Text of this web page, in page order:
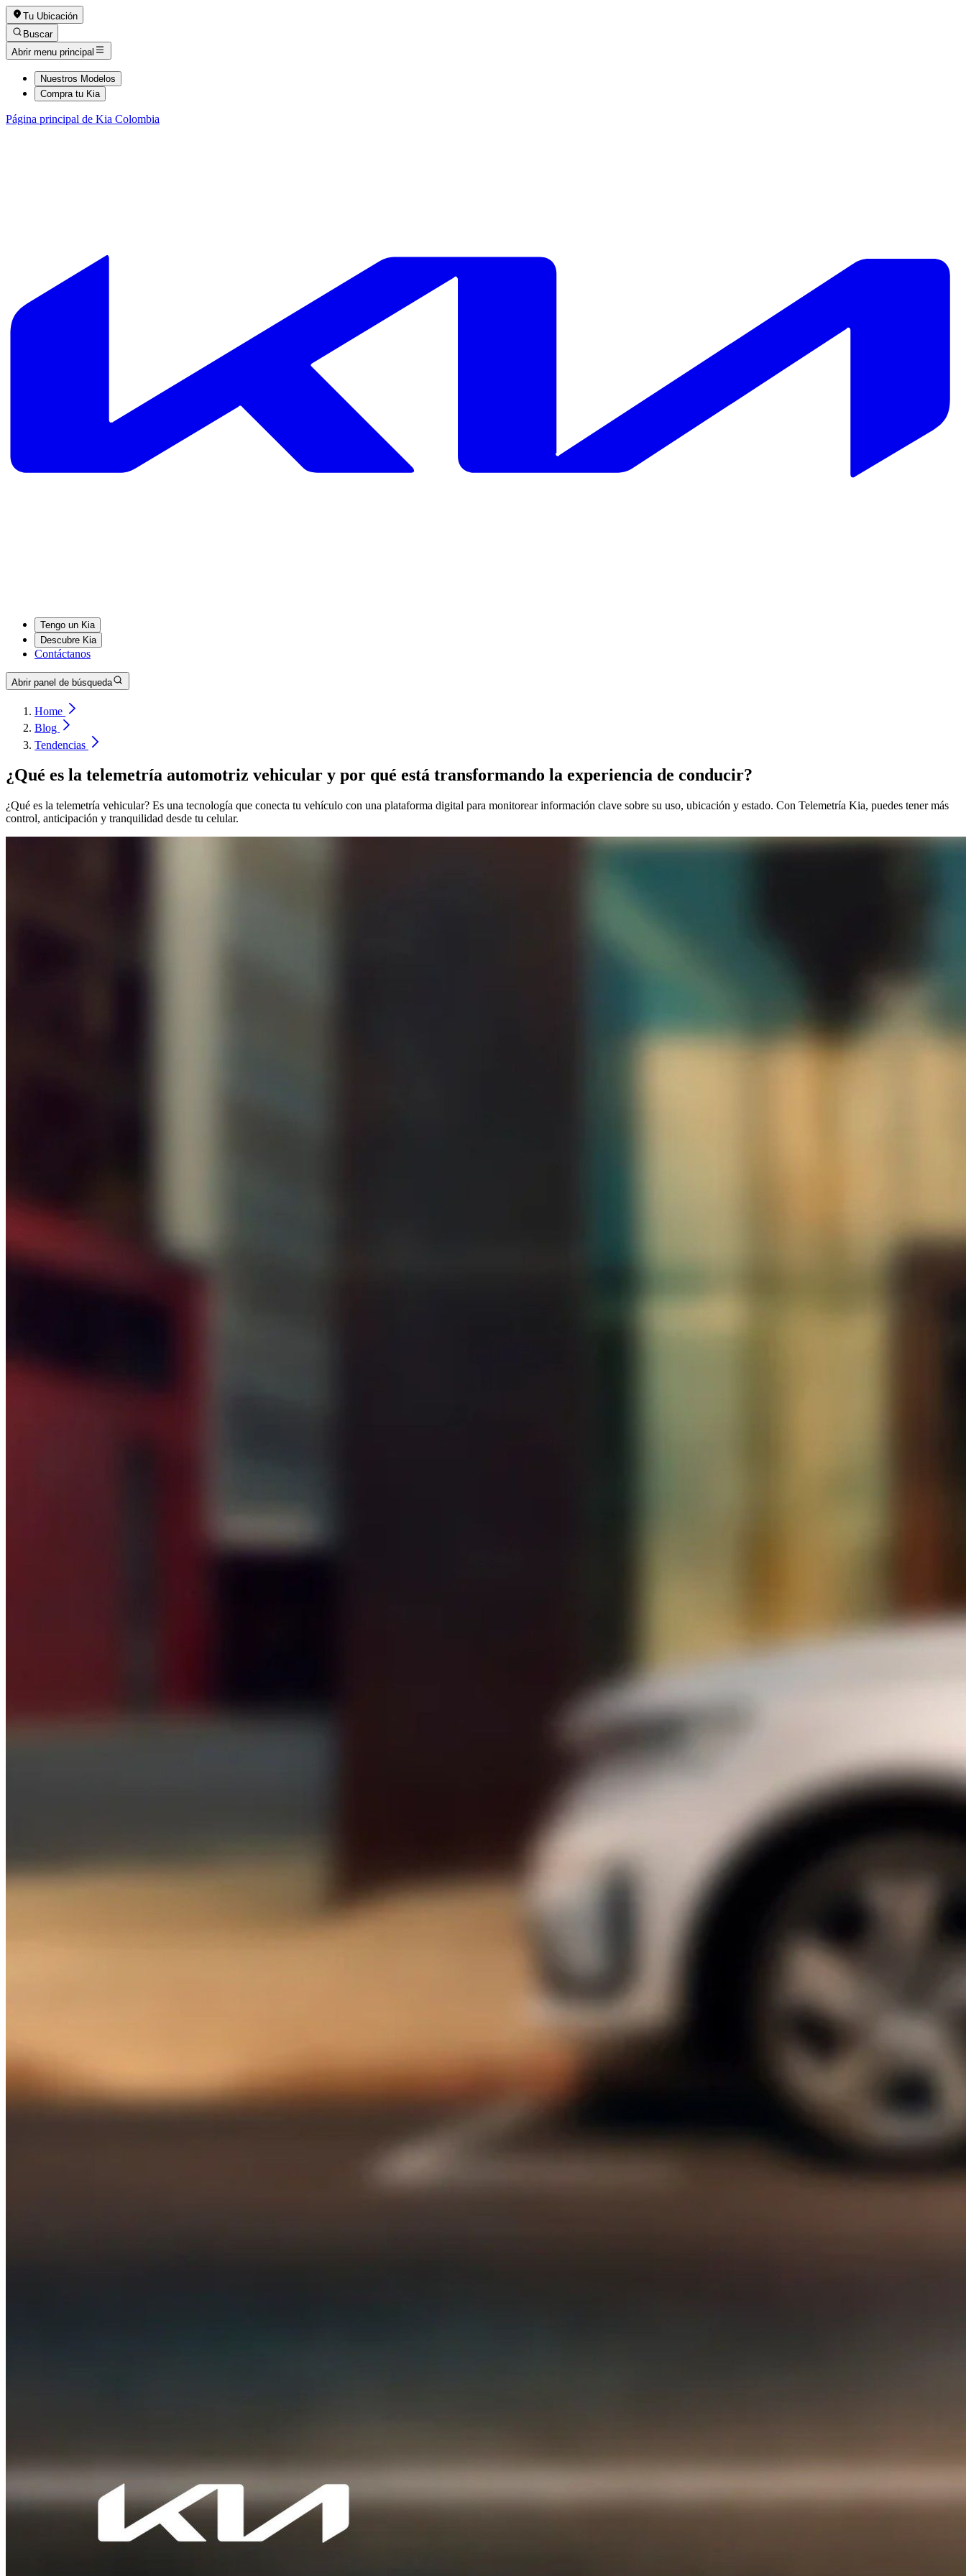
Tu Ubicación
Buscar
Abrir menu principal
Nuestros Modelos
Compra tu Kia
Página principal de Kia Colombia
Tengo un Kia
Descubre Kia
Contáctanos
Abrir panel de búsqueda
Home
Blog
Tendencias
¿Qué es la telemetría automotriz vehicular y por qué está transformando la experiencia de conducir?
¿Qué es la telemetría vehicular? Es una tecnología que conecta tu vehículo con una plataforma digital para monitorear información clave sobre su uso, ubicación y estado. Con Telemetría Kia, puedes tener más
control, anticipación y tranquilidad desde tu celular.